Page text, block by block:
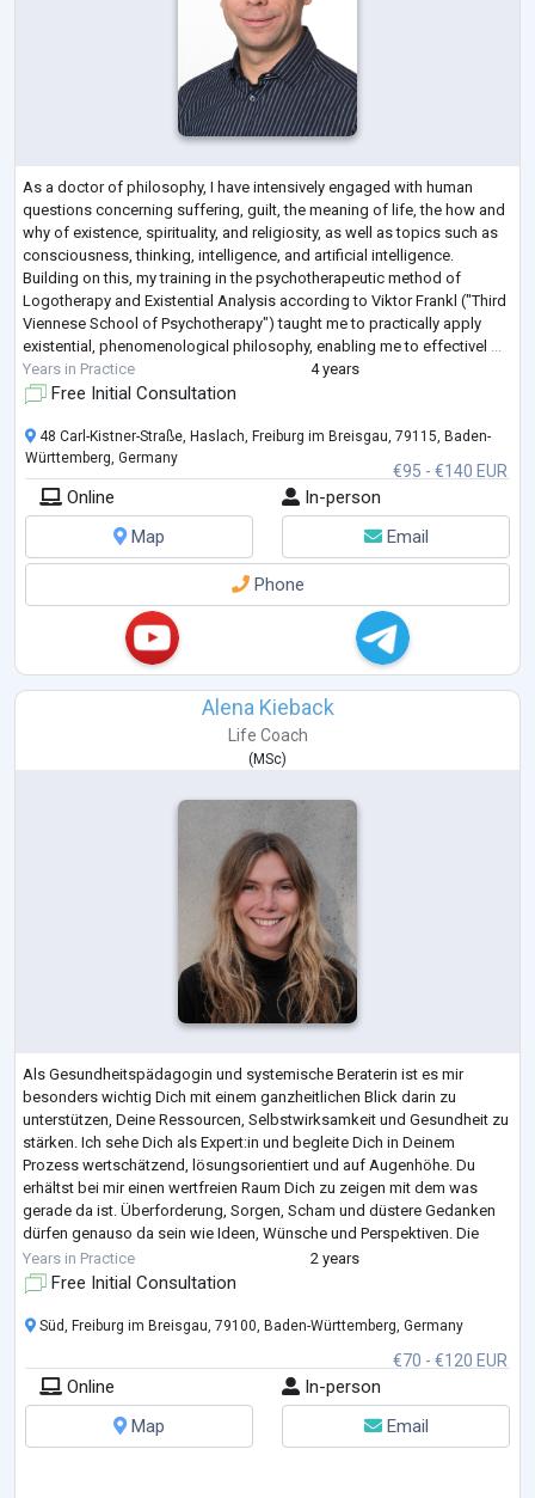
As a doctor of philosophy, I have intensively engaged with human
questions concerning suffering, guilt, the meaning of life, the how and
why of existence, spirituality, and religiosity, as well as topics such as
consciousness, thinking, intelligence, and artificial intelligence.
Building on this, my training in the psychotherapeutic method of
Logotherapy and Existential Analysis according to Viktor Frankl ("Third
Viennese School of Psychotherapy") taught me to practically apply
existential, phenomenological philosophy, enabling me to effectivel
Years in Practice
4 years
Free Initial Consultation
€95 - €140 EUR
48 Carl-Kistner-Straße, Haslach, Freiburg im Breisgau, 79115, Baden-
Württemberg, Germany
Online
In-person
Map
Email
Phone
Alena Kieback
Life Coach
(MSc)
Als Gesundheitspädagogin und systemische Beraterin ist es mir
besonders wichtig Dich mit einem ganzheitlichen Blick darin zu
unterstützen, Deine Ressourcen, Selbstwirksamkeit und Gesundheit zu
stärken. Ich sehe Dich als Expert:in und begleite Dich in Deinem
Prozess wertschätzend, lösungsorientiert und auf Augenhöhe. Du
erhältst bei mir einen wertfreien Raum Dich zu zeigen mit dem was
gerade da ist. Überforderung, Sorgen, Scham und düstere Gedanken
dürfen genauso da sein wie Ideen, Wünsche und Perspektiven. Die
Systemik bietet neben dem Fokus au
Years in Practice 2 years
Free Initial Consultation
€70 - €120 EUR
Süd, Freiburg im Breisgau, 79100, Baden-Württemberg, Germany
Online
In-person
Map
Email